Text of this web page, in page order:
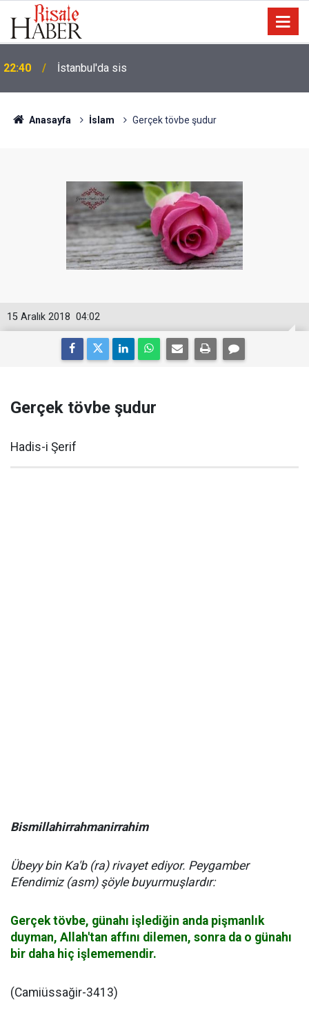
21:18
Biyoloji profesörünün parmağının ucunda niçin göz
yok?
Anasayfa İslam Gerçek tövbe şudur
04:02
15 Aralık 2018
Gerçek tövbe şudur
Hadis-i Şerif
Bismillahirrahmanirrahim
Übeyy bin Ka'b (ra) rivayet ediyor. Peygamber
Efendimiz (asm) şöyle buyurmuşlardır:
Gerçek tövbe, günahı işlediğin anda pişmanlık
duyman, Allah'tan affını dilemen, sonra da o günahı
bir daha hiç işlememendir.
(Camiüssağir-3413)